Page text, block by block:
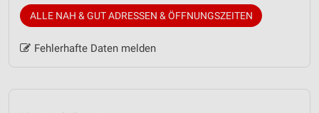
ALLE NAH & GUT ADRESSEN & ÖFFNUNGSZEITEN
Fehlerhafte Daten melden